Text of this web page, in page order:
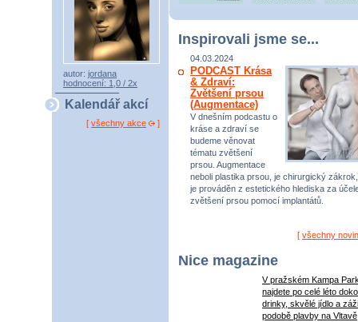
autor: jordana
hodnocení: 1,0 / 2x
Kalendář akcí
[ všechny akce ]
Inspirovali jsme se...
04.03.2024
PODCAST Krása
& Zdraví:
Zvětšení prsou
(Augmentace)
V dnešním podcastu o
kráse a zdraví se
budeme věnovat
tématu zvětšení
prsou. Augmentace
neboli plastika prsou, je chirurgický
je prováděn z estetického hlediska za
zvětšení prsou pomocí implantátů.
[ všechny
Nice magazine
V pražském Kampa
najdete po celé léto
drinky, skvělé jídlo a
podobě plavby na Vltavě